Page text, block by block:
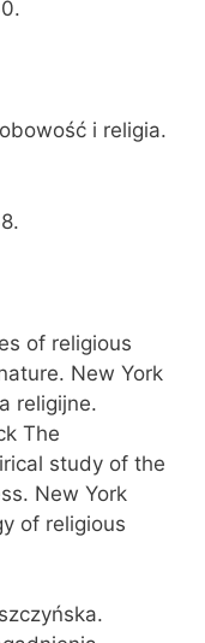
i religia.
of religious
New York
religijne.
The
study of the
New York
of religious